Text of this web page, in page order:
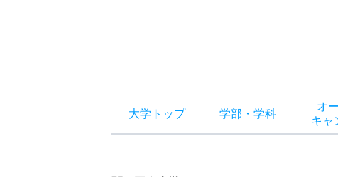
大学トップ 学部 ・ 学科
オー
キャ